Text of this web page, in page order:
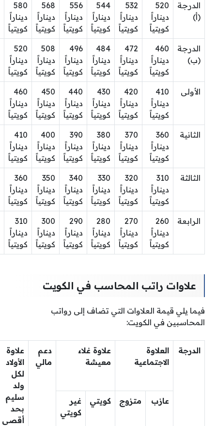
الدرجة
(أ)
520
ديناراً
كويتياً
532
ديناراً
كويتياً
544
ديناراً
كويتياً
556
ديناراً
كويتياً
568
ديناراً
كويتياً
580
ديناراً
كويتياً
الدرجة
(ب)
460
ديناراً
كويتياً
472
ديناراً
كويتياً
484
ديناراً
كويتياً
496
ديناراً
كويتياً
508
ديناراً
كويتياً
520
ديناراً
كويتياً
الأولى
410
ديناراً
كويتياً
420
ديناراً
كويتياً
430
ديناراً
كويتياً
440
ديناراً
كويتياً
450
ديناراً
كويتياً
460
ديناراً
كويتياً
الثانية
360
ديناراً
كويتياً
370
ديناراً
كويتياً
380
ديناراً
كويتياً
390
ديناراً
كويتياً
400
ديناراً
كويتياً
410
ديناراً
كويتياً
الثالثة
310
ديناراً
كويتياً
320
ديناراً
كويتياً
330
ديناراً
كويتياً
340
ديناراً
كويتياً
350
ديناراً
كويتياً
360
ديناراً
كويتياً
الرابعة
260
ديناراً
كويتياً
270
ديناراً
كويتياً
280
ديناراً
كويتياً
290
ديناراً
كويتياً
300
ديناراً
كويتياً
310
ديناراً
كويتياً
علاوات راتب المحاسب في الكويت
فيما يلي قيمة العلاوات التي تضاف إلى رواتب
المحاسبين في الكويت:
الدرجة
العلاوة
الاجتماعية
علاوة غلاء
معيشة
دعم
مالي
علاوة
الأولاد
لكل
ولد
سليم
بحد
أقصى
عازب متزوج كويتي
غير
كويتي